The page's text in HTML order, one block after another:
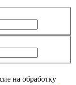
на обработку